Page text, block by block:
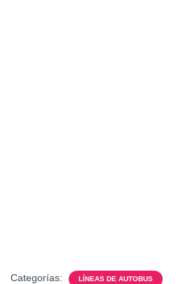
Categorías: LÍNEAS DE AUTOBUS